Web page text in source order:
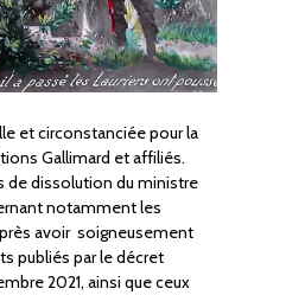
et circonstanciée pour la
Gallimard et affiliés.
de dissolution du ministre
notamment les
avoir soigneusement
publiés par le décret
2021, ainsi que ceux